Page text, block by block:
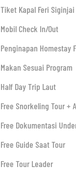
Tiket Kapal Feri Siginjai
Mobil Check In/Out
Penginapan Homestay
Makan Sesuai Program
Half Day Trip Laut
Free Snorkeling Tour +
Free Dokumentasi
Free Guide Saat Tour
Free Tour Leader